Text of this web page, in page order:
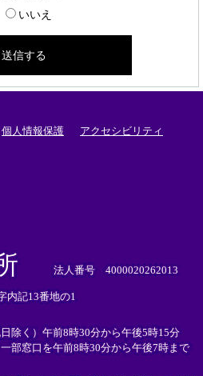
いいえ
個人情報保護 アクセシビリティ
法人番号 4000020262013
内記13番地の1
除く）午前8時30分から午後5時15分
部窓口を午前8時30分から午後7時まで